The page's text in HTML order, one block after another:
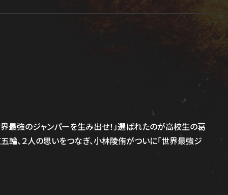
最強のジャンパーを生み出せ！」選ばれたのが高校生の葛
輪、２人の思いをつなぎ、小林陵侑がついに「世界最強ジ